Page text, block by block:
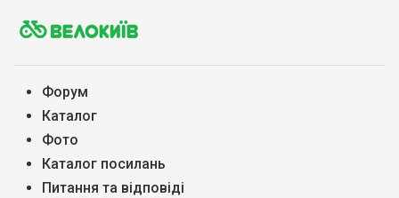
Форум
Каталог
Фото
Каталог посилань
Питання та вiдповiдi